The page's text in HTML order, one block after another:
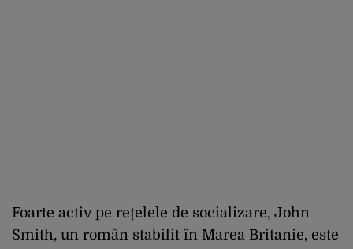
Foarte activ pe rețelele de socializare, John
Smith, un român stabilit în Marea Britanie, este